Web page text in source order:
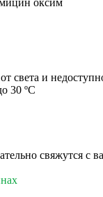
света и
30 ºС
свяжутся с